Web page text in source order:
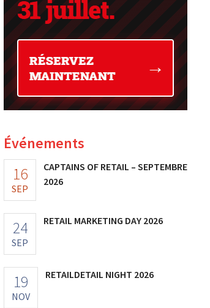
Événements
16
SEP
CAPTAINS OF RETAIL – SEPTEMBRE
2026
24
SEP
RETAIL MARKETING DAY 2026
19
NOV
RETAILDETAIL NIGHT 2026